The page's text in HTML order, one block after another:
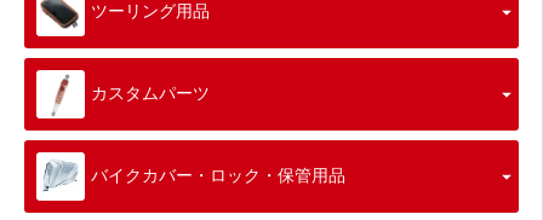
ツーリング用品
カスタムパーツ
バイクカバー・ロック・保管用品